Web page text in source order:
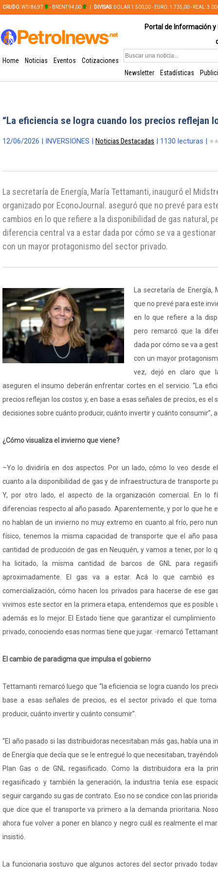
CRUDO: WTI 86,97 - BRENT 94,00 DIVISAS: DOLAR 1.500,00 - EURO: 1.735,00 - REAL:
Portal de Información
Home Noticias Eventos
Cotizaciones
Newsletter
Estadísticas
“La eficiencia se logra cuando los precios reflejan
12/06/2026 | INVERSIONES | Noticias Destacadas | 1130 lecturas |
La secretaría de Energía, María Tettamanti, inauguró el
organizado por EconoJournal. aseguró que no prevé para
cambios en lo que refiere a la disponibilidad de gas natural,
diferencia central va a estar dada por cómo se va a
con un mayor protagonismo del sector privado.
La secretaría de Energía,
que no prevé para este
en lo que refiere a la
pero remarcó que la
dada por cómo se va a
con un mayor
vez, dejó en claro que
aseguren el insumo deberán enfrentar cortes en el servicio. “La
precios reflejan los costos y, en base a esas señales de precios, es el
decisiones sobre cuánto producir, cuánto invertir y cuánto consumir”,
¿Cómo visualiza el invierno que viene?
–Yo lo dividiría en dos aspectos. Por un lado, cómo lo veo desde
cuanto a la disponibilidad de gas y de infraestructura de transporte
Y, por otro lado, el aspecto de la organización comercial. En lo
diferencias respecto al año pasado. Aparentemente, y por lo que he
no hablan de un invierno no muy extremo en cuanto al frío, pero
físico, tenemos la misma capacidad de transporte que el año
cantidad de producción de gas en Neuquén, y vamos a tener, por lo
ha licitado, la misma cantidad de barcos de GNL para
aproximadamente. El gas va a estar. Acá lo que cambió
comercialización, cómo hacen los privados para hacerse de ese
vivimos este sector en la primera etapa, entendemos que es posible
además es lo mejor. El Estado tiene que garantizar el
privado, conociendo esas normas tiene que jugar. -remarcó
El cambio de paradigma que impulsa el gobierno
Tettamanti remarcó luego que “la eficiencia se logra cuando los
base a esas señales de precios, es el sector privado el que
producir, cuánto invertir y cuánto consumir”.
“El año pasado si las distribuidoras necesitaban más gas, había una
de Energía que decía que se le entregué lo que necesitaban,
Plan Gas o de GNL regasificado. Como la distribuidora era la
regasificado y también la generación, la industria tenía ese
seguir cargando su gas de contrato. Eso no se condice con las
que dice que el transporte va primero a la demanda prioritaria.
ahora fue volver a poner en blanco y negro cuál es realmente el
insistió.
La funcionaria sostuvo que algunos actores del sector privado